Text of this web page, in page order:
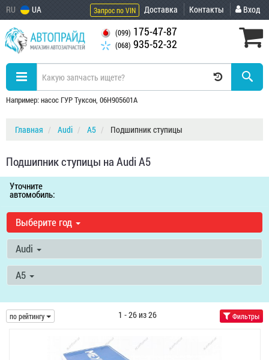
RU UA Запрос по VIN Доставка Контакты Вход
(099) 175-47-87
(068) 935-52-32
Например: насос ГУР Туксон, 06H905601A
Главная Audi A5 Подшипник ступицы
Подшипник ступицы на Audi A5
Уточните
автомобиль:
Выберите год
Audi
A5
по рейтингу 1 - 26 из 26 Фильтры